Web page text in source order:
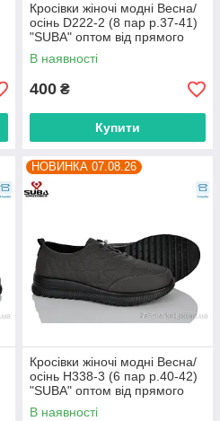
Кросівки жіночі модні Весна/
осінь D222-2 (8 пар р.37-41)
"SUBA" оптом від прямого
постачальника
В наявності
400 ₴
Купити
НОВИНКА 07.08.26
Кросівки жіночі модні Весна/
осінь H338-3 (6 пар р.40-42)
"SUBA" оптом від прямого
постачальника
В наявності